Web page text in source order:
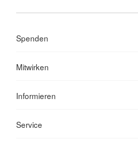
Spenden
Mitwirken
Informieren
Service